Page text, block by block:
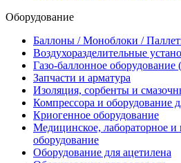
Оборудование
Баллоны / Моноблоки /
Воздухоразделительные
Газо-баллонное
Запчасти и арматура
Изоляция, сорбенты и
Компрессора и оборудование
Криогенное оборудование
Медицинское, лабораторное и
оборудование
Оборудование для ацетилена